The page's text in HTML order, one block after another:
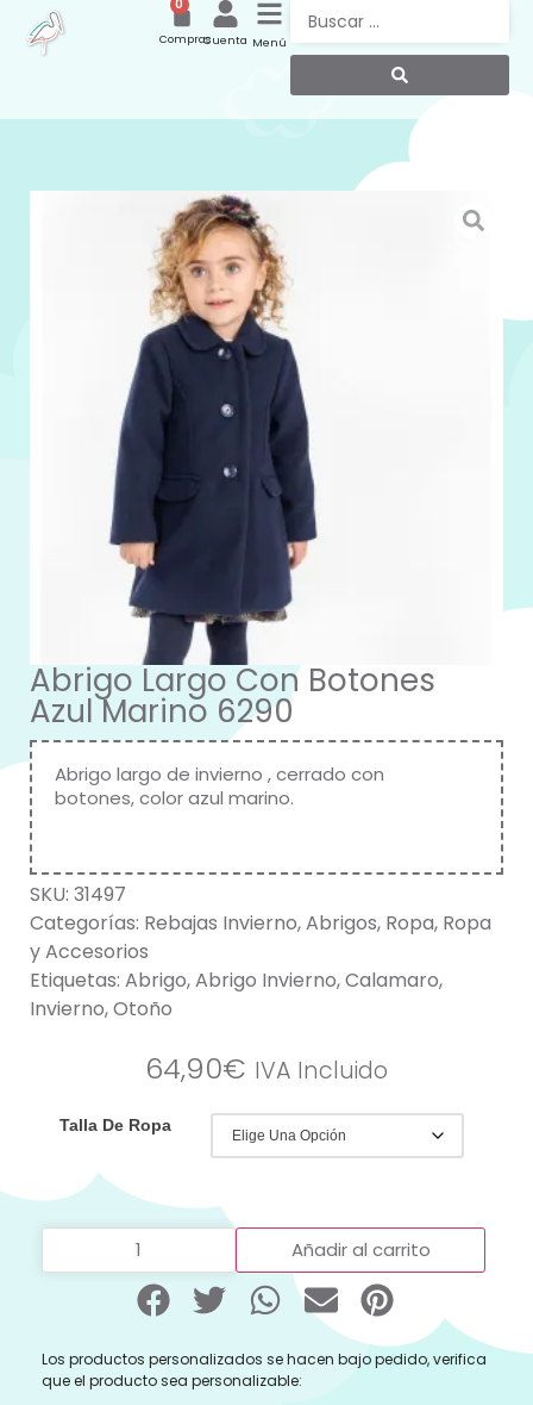
Menú
Cuenta
0
Compras
Abrigo Largo Con Botones
Azul Marino 6290
Abrigo largo de invierno , cerrado con
botones, color azul marino.
SKU: 31497
Categorías: Rebajas Invierno,Abrigos, Ropa, Ropa
y Accesorios
Etiquetas: Abrigo,Abrigo Invierno,Calamaro,
Invierno,Otoño
64,90€ IVA Incluido
Talla De Ropa
Añadir al carrito
Los productos personalizados se hacen bajo pedido, verifica
que el producto sea personalizable: